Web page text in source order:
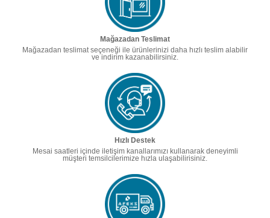
Mağazadan Teslimat
Mağazadan teslimat seçeneği ile ürünlerinizi daha hızlı teslim alabilir
ve indirim kazanabilirsiniz.
Hızlı Destek
Mesai saatleri içinde iletişim kanallarımızı kullanarak deneyimli
müşteri temsilcilerimize hızla ulaşabilirisiniz.